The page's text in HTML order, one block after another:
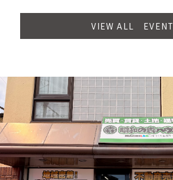
VIEW ALL EVENT